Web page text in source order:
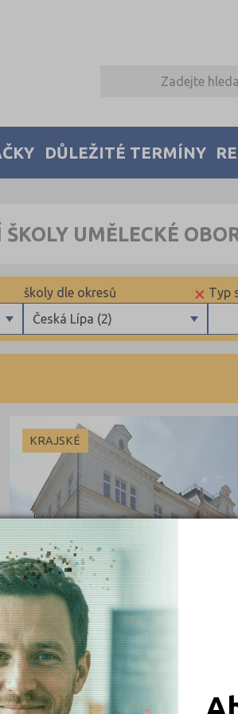
DŮLEŽITÉ TERMÍNY
ŠKOLY UMĚLECKÉ
Typ
×
Česká Lípa (2)
školy dle okresů
Bruntál (2)
Břeclav (1)
Česká Lípa (2)
České Budějovice (3)
Český Krumlov (1)
Děčín (1)
Frýdek-Místek (1)
Havlíčkův Brod (1)
Hodonín (2)
Hradec Králové (6)
Cheb (1)
Jablonec nad Nisou (3)
KRAJSKÉ